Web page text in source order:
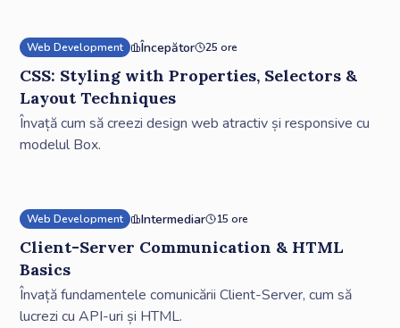
Web Development Începător 25 ore
CSS: Styling with Properties, Selectors &
Layout Techniques
Învață cum să creezi design web atractiv și responsive cu
modelul Box.
Web Development Intermediar 15 ore
Client-Server Communication & HTML
Basics
Învață fundamentele comunicării Client-Server, cum să
lucrezi cu API-uri și HTML.